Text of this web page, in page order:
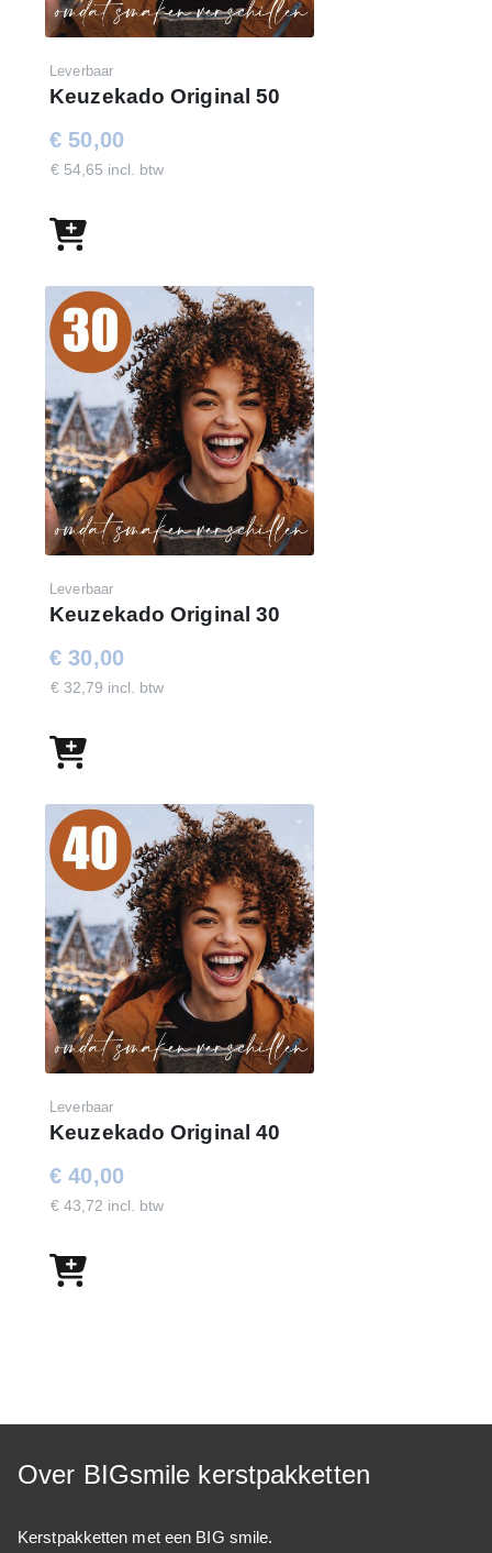
Leverbaar
Keuzekado Original 50
€ 50,00
€ 54,65 incl. btw
Leverbaar
Keuzekado Original 30
€ 30,00
€ 32,79 incl. btw
Leverbaar
Keuzekado Original 40
€ 40,00
€ 43,72 incl. btw
Over BIGsmile kerstpakketten
Kerstpakketten met een BIG smile.